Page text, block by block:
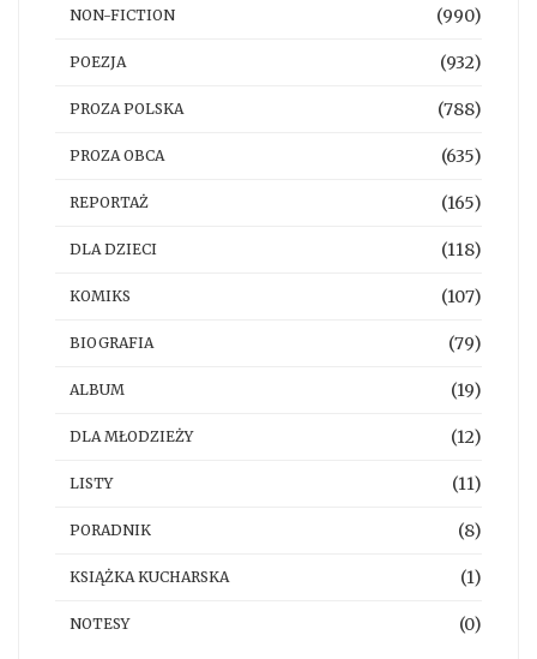
NON-FICTION (990)
POEZJA (932)
PROZA POLSKA (788)
PROZA OBCA (635)
REPORTAŻ (165)
DLA DZIECI (118)
KOMIKS (107)
BIOGRAFIA (79)
ALBUM (19)
DLA MŁODZIEŻY (12)
LISTY (11)
PORADNIK (8)
KSIĄŻKA KUCHARSKA (1)
NOTESY (0)